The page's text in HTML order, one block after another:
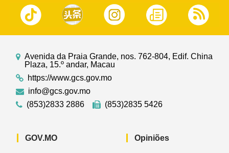
Avenida da Praia Grande, nos. 762-804, Edif. China
Plaza, 15.º andar, Macau
https://www.gcs.gov.mo
info@gcs.gov.mo
(853)2833 2886
(853)2835 5426
GOV.MO Opiniões